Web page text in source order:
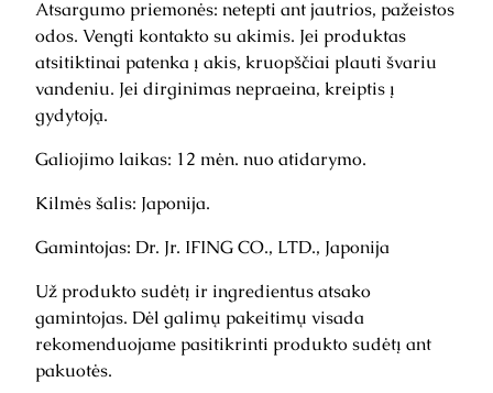
I
n
k
a
r
m
i
r
m
i
u
m
Atsargumo priemonės: netepti ant jautrios, pažeistos
odos. Vengti kontakto su akimis. Jei produktas
atsitiktinai patenka į akis, kruopščiai plauti švariu
vandeniu. Jei dirginimas nepraeina, kreiptis į
gydytoją.
Galiojimo laikas: 12 mėn. nuo atidarymo.
Kilmės šalis: Japonija.
Gamintojas: Dr. Jr. IFING CO., LTD., Japonija
Už produkto sudėtį ir ingredientus atsako
gamintojas. Dėl galimų pakeitimų visada
rekomenduojame pasitikrinti produkto sudėtį ant
pakuotės.